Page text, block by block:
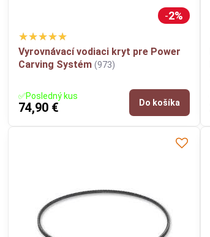
2%
Vyrovnávací vodiaci kryt pre Power
Carving Systém (973)
✅Posledný kus
74,90 € Do košíka